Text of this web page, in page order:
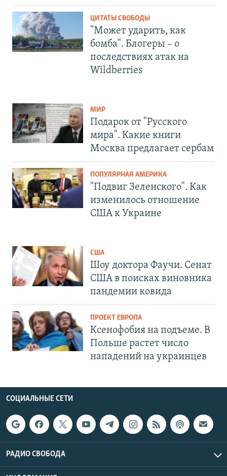
ЦИТАТЫ СВОБОДЫ
"Может ударить, как
бомба". Блогеры – о
последствиях атак на
Wildberries
МИР
Подарок от "Русского
мира". Какие книги
Москва предлагает сербам
ПОПУЛЯРНАЯ АМЕРИКА
"Подвиг Зеленского". Как
изменилось отношение
США к Украине
США
Шоу доктора Фаучи. Сенат
США в поисках виновника
пандемии ковида
ПРОЕКТ ЕВРОПА
Ксенофобия на подъеме. В
Польше растет число
нападений на украинцев
СОЦИАЛЬНЫЕ СЕТИ
РАДИО СВОБОДА